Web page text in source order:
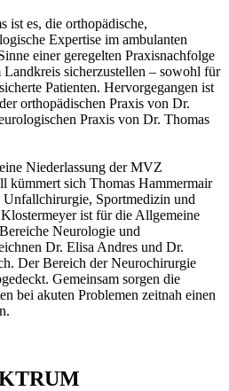
ist es, die orthopädische,
Expertise im ambulanten
einer geregelten Praxisnachfolge
sicherzustellen – sowohl für
Patienten. Hervorgegangen ist
orthopädischen Praxis von Dr.
Praxis von Dr. Thomas
Niederlassung der MVZ
kümmert sich Thomas Hammermair
Sportmedizin und
ist für die Allgemeine
Neurologie und
Dr. Elisa Andres und Dr.
Der Bereich der Neurochirurgie
Gemeinsam sorgen die
bei akuten Problemen zeitnah einen